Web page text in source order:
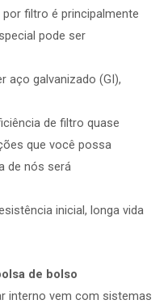
filtro é principalmente
pode ser
aço galvanizado (GI),
de filtro quase
que você possa
de nós será
inicial, longa vida
de bolso
interno vem com sistemas